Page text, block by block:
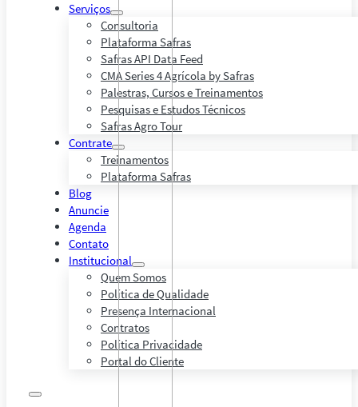
Serviços
Consultoria
Plataforma Safras
Safras API Data Feed
CMA Series 4 Agrícola by Safras
Palestras, Cursos e Treinamentos
Pesquisas e Estudos Técnicos
Safras Agro Tour
Contrate
Treinamentos
Plataforma Safras
Blog
Anuncie
Agenda
Contato
Institucional
Quem Somos
Política de Qualidade
Presença Internacional
Contratos
Política Privacidade
Portal do Cliente